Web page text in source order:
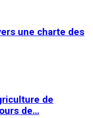
une charte des
de
de…